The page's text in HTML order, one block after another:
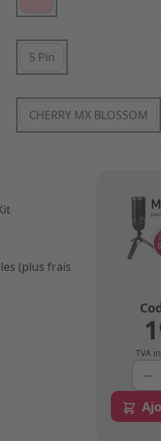
(plus frais
5 Pin
CHERRY MX BLOSSOM
TVA
–